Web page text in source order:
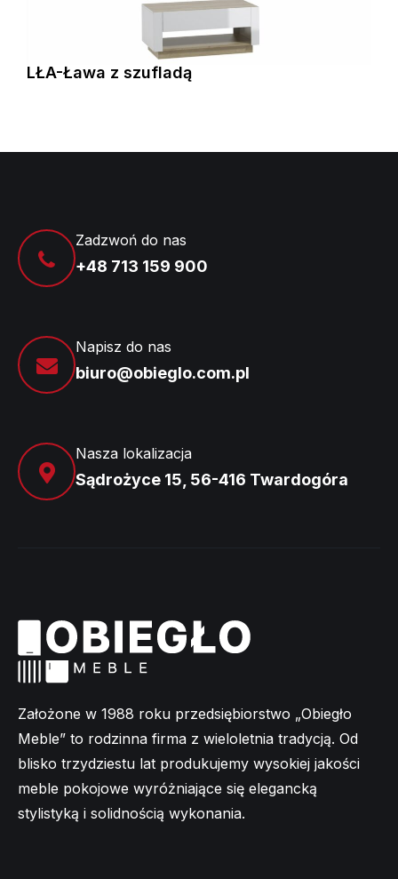
LŁA-Ława z szufladą
Zadzwoń do nas
+48 713 159 900
Napisz do nas
biuro@obieglo.com.pl
Nasza lokalizacja
Sądrożyce 15, 56-416 Twardogóra
Założone w 1988 roku przedsiębiorstwo „Obiegło
Meble” to rodzinna firma z wieloletnia tradycją. Od
blisko trzydziestu lat produkujemy wysokiej jakości
meble pokojowe wyróżniające się elegancką
stylistyką i solidnością wykonania.